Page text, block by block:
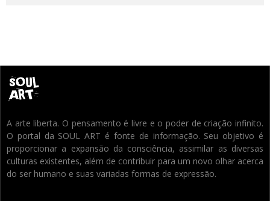
A arte liberta. O pensamento é livre e o poder de criação infinito.
O portal da SOUL ART é fonte de informação. Seu objetivo é
proporcionar a expansão da consciência, assimilar as diversas
culturas existentes, além de contribuir para um novo olhar acerca
do ser humano e suas variadas formas de expressão.